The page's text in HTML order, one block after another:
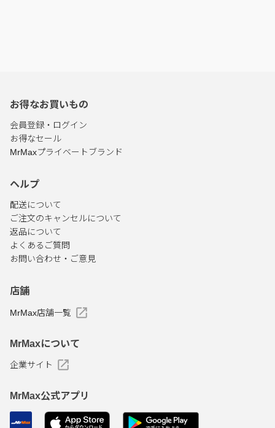
お得なお買いもの
会員登録・ログイン
お得なセール
MrMaxプライベートブランド
ヘルプ
配送について
ご注文のキャンセルについて
返品について
よくあるご質問
お問い合わせ・ご意見
店舗
MrMax店舗一覧
MrMaxについて
企業サイト
MrMax公式アプリ